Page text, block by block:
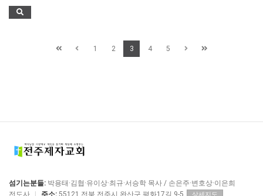
1 2 3 4 5
섬기는분들: 박용태·김협·유이상·최규·서승학 목사 / 손은주·변호상·이은희